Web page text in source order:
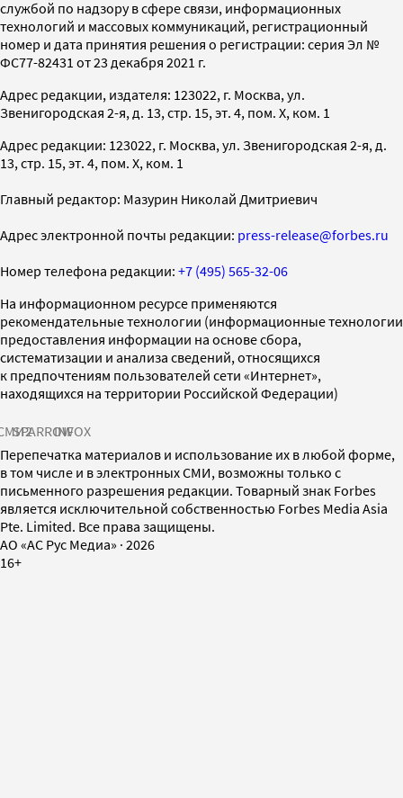
службой по надзору в сфере связи, информационных
технологий и массовых коммуникаций, регистрационный
номер и дата принятия решения о регистрации: серия Эл №
ФС77-82431 от 23 декабря 2021 г.
Адрес редакции, издателя: 123022, г. Москва, ул.
Звенигородская 2-я, д. 13, стр. 15, эт. 4, пом. X, ком. 1
Адрес редакции: 123022, г. Москва, ул. Звенигородская 2-я, д.
13, стр. 15, эт. 4, пом. X, ком. 1
Главный редактор: Мазурин Николай Дмитриевич
Адрес электронной почты редакции: press-release@forbes.ru
Номер телефона редакции: +7 (495) 565-32-06
На информационном ресурсе применяются
рекомендательные технологии (информационные технологии
предоставления информации на основе сбора,
систематизации и анализа сведений, относящихся
к предпочтениям пользователей сети «Интернет»,
находящихся на территории Российской Федерации)
SPARROWINFOX
Перепечатка материалов и использование их в любой форме,
в том числе и в электронных СМИ, возможны только с
письменного разрешения редакции. Товарный знак Forbes
является исключительной собственностью Forbes Media Asia
Pte. Limited. Все права защищены.
AO «АС Рус Медиа» · 2026
16+